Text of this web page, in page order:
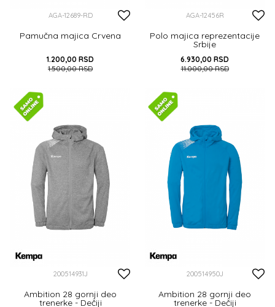
AGA-12689-RD
Pamučna majica Crvena
1.200,00 RSD
1.500,00RSD
DODAJ U KORPU
AGA-12456R
Polo majica reprezentacije
Srbije
6.930,00 RSD
11.000,00RSD
200514931J
Ambition 28 gornji deo
trenerke - Dečiji
200514950J
Ambition 28 gornji deo
trenerke - Dečiji